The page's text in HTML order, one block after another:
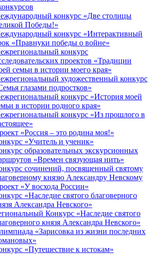
конкурс «Две столицы
Победы!»
конкурс «Интерактивный
«Правнуки победы о войне»
конкурс
проектов «Традиции
семьи в истории моего края»
художественный конкурс
глазами подростков»
конкурс «История моей
в истории родного края»
конкурс «Из прошлого в
«Россия – это родина моя!»
«Учитель и ученик»
образовательных экскурсионных
«Времен связующая нить»
сочинений, посвященный святому
князю Александру Невскому
«У восхода России»
«Наследие святого благоверного
Александра Невского»
Конкурс «Наследие святого
князя Александра Невского»
«Зарисовка из жизни последних
«Путешествие к истокам»